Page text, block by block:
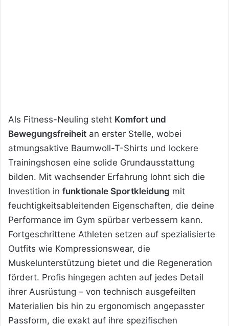
Als Fitness-Neuling steht Komfort und
Bewegungsfreiheit an erster Stelle, wobei
atmungsaktive Baumwoll-T-Shirts und lockere
Trainingshosen eine solide Grundausstattung
bilden. Mit wachsender Erfahrung lohnt sich die
Investition in funktionale Sportkleidung mit
feuchtigkeitsableitenden Eigenschaften, die deine
Performance im Gym spürbar verbessern kann.
Fortgeschrittene Athleten setzen auf spezialisierte
Outfits wie Kompressionswear, die
Muskelunterstützung bietet und die Regeneration
fördert. Profis hingegen achten auf jedes Detail
ihrer Ausrüstung – von technisch ausgefeilten
Materialien bis hin zu ergonomisch angepasster
Passform, die exakt auf ihre spezifischen